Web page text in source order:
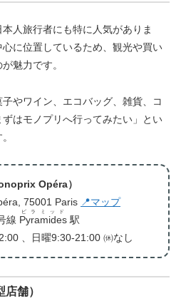
人旅行者にも特に人気がありま
に位置しているため、観光や買い
魅力です。
やワイン、エコバッグ、雑貨、コ
はモノプリへ行ってみたい」とい
Opéra）
75001 Paris 📍マップ
線 Pyramides
ピラミッド
駅
、日曜9:30-21:00 ㉁なし
舗）